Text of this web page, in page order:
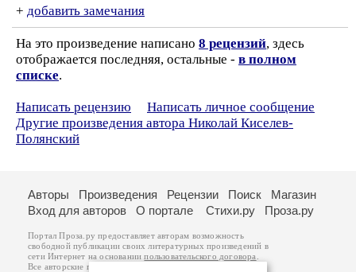
+ добавить замечания
На это произведение написано 8 рецензий, здесь
отображается последняя, остальные - в полном
списке.
Написать рецензию
Написать личное сообщение
Другие произведения автора Николай Киселев-
Полянский
Авторы Произведения Рецензии Поиск
Магазин
Вход для авторов
О портале Стихи.ру Проза.ру
Портал Проза.ру предоставляет авторам возможность
свободной публикации своих литературных произведений в
сети Интернет на основаниипользовательского договора
Все авторские права на произведения принадлежат авторам